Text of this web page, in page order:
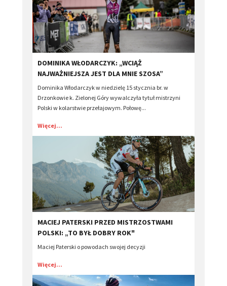
​DOMINIKA WŁODARCZYK: „WCIĄŻ
NAJWAŻNIEJSZA JEST DLA MNIE SZOSA”
Dominika Włodarczyk w niedzielę 15 stycznia br. w
Drzonkowie k. Zielonej Góry wywalczyła tytuł mistrzyni
Polski w kolarstwie przełajowym. Połowę...
Więcej...
MACIEJ PATERSKI PRZED MISTRZOSTWAMI
POLSKI: „TO BYŁ DOBRY ROK"
Maciej Paterski o powodach swojej decyzji
Więcej...